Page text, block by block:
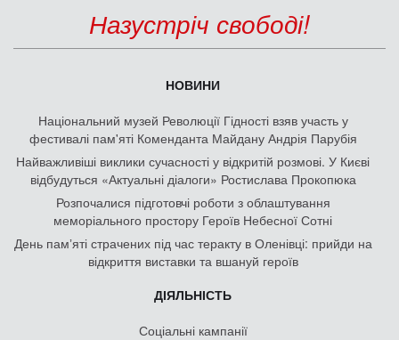
Назустріч свободі!
НОВИНИ
Національний музей Революції Гідності взяв участь у
фестивалі пам'яті Коменданта Майдану Андрія Парубія
Найважливіші виклики сучасності у відкритій розмові. У Києві
відбудуться «Актуальні діалоги» Ростислава Прокопюка
Розпочалися підготовчі роботи з облаштування
меморіального простору Героїв Небесної Сотні
День памʼяті страчених під час теракту в Оленівці: прийди на
відкриття виставки та вшануй героїв
ДІЯЛЬНІСТЬ
Соціальні кампанії